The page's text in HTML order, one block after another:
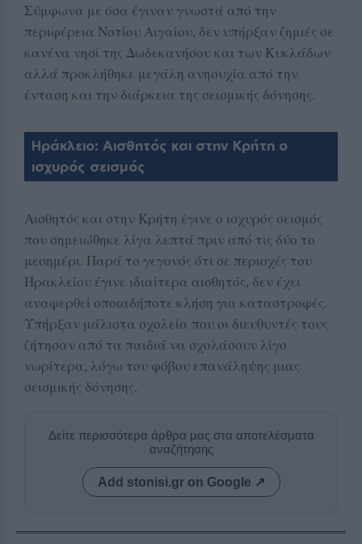
Σύμφωνα με όσα έγιναν γνωστά από την
περιφέρεια Νοτίου Αιγαίου, δεν υπήρξαν ζημιές σε
κανένα νησί της Δωδεκανήσου και των Κυκλάδων
αλλά προκλήθηκε μεγάλη ανησυχία από την
ένταση και την διάρκεια της σεισμικής δόνησης.
Ηράκλειο: Αισθητός και στην Κρήτη ο
ισχυρός σεισμός
Αισθητός και στην Κρήτη έγινε ο ισχυρός σεισμός
που σημειώθηκε λίγα λεπτά πριν από τις δύο το
μεσημέρι. Παρά το γεγονός ότι σε περιοχές του
Ηρακλείου έγινε ιδιαίτερα αισθητός, δεν έχει
αναφερθεί οποιαδήποτε κλήση για καταστροφές.
Υπήρξαν μάλιστα σχολεία που οι διευθυντές τους
ζήτησαν από τα παιδιά να σχολάσουν λίγο
νωρίτερα, λόγω του φόβου επανάληψης μιας
σεισμικής δόνησης.
Δείτε περισσότερα άρθρα μας στα αποτελέσματα
αναζήτησης
Add stonisi.gr on Google ↗